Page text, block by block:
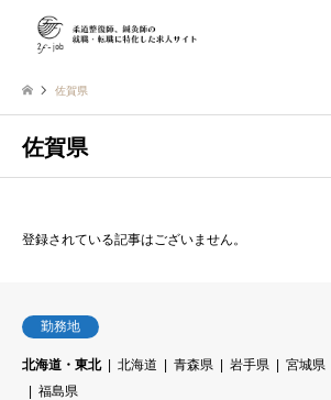
佐賀県
佐賀県
登録されている記事はございません。
勤務地
北海道・東北 北海道 青森県 岩手県 宮城県
福島県